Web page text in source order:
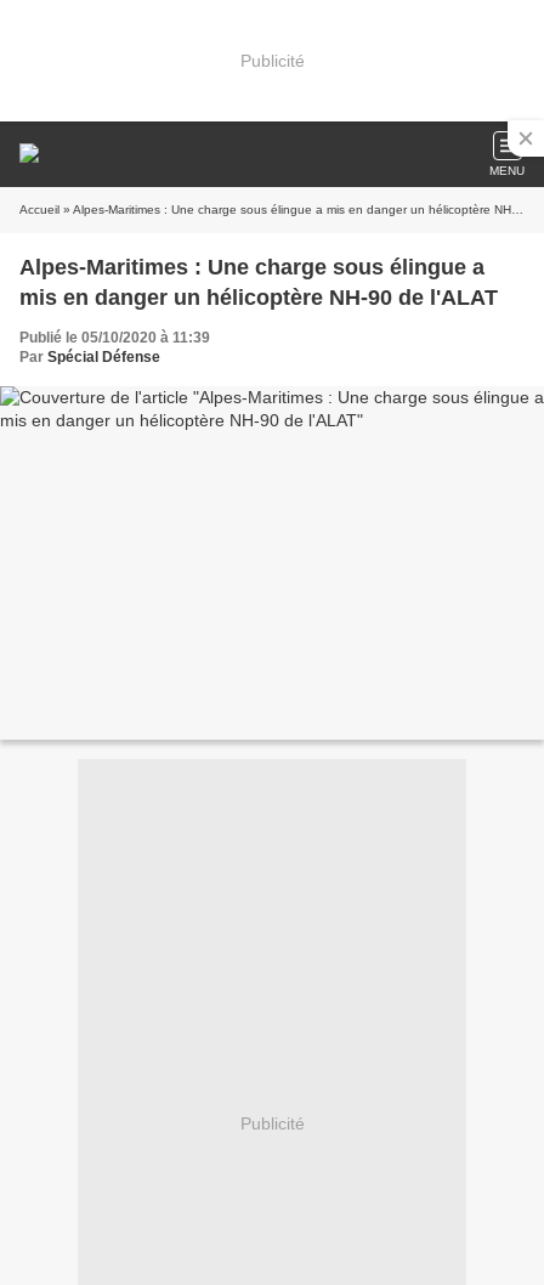
Publicité
MENU
Accueil » Alpes-Maritimes : Une charge sous élingue a mis en danger un hélicoptère NH-90 de l'ALAT
Alpes-Maritimes : Une charge sous élingue a
mis en danger un hélicoptère NH-90 de l'ALAT
Publié le 05/10/2020 à 11:39
Par Spécial Défense
Publicité